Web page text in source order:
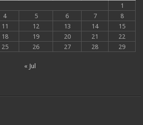
1
4 5 6 7
8
11 12 13 14
15
18 19 20 21
22
25 26 27 28
29
« Jul